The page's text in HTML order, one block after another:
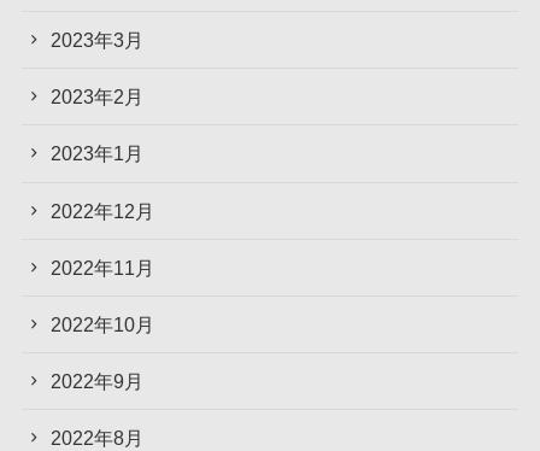
2023年3月
2023年2月
2023年1月
2022年12月
2022年11月
2022年10月
2022年9月
2022年8月